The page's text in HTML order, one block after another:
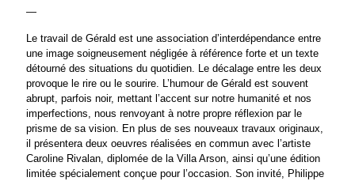
—
Le travail de Gérald est une association d’interdépendance entre
une image soigneusement négligée à référence forte et un texte
détourné des situations du quotidien. Le décalage entre les deux
provoque le rire ou le sourire. L’humour de Gérald est souvent
abrupt, parfois noir, mettant l’accent sur notre humanité et nos
imperfections, nous renvoyant à notre propre réflexion par le
prisme de sa vision. En plus de ses nouveaux travaux originaux,
il présentera deux oeuvres réalisées en commun avec l’artiste
Caroline Rivalan, diplomée de la Villa Arson, ainsi qu’une édition
limitée spécialement conçue pour l’occasion. Son invité, Philippe